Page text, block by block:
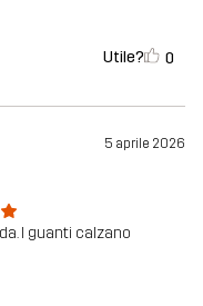
Utile? 0
5 aprile 2026
I guanti calzano